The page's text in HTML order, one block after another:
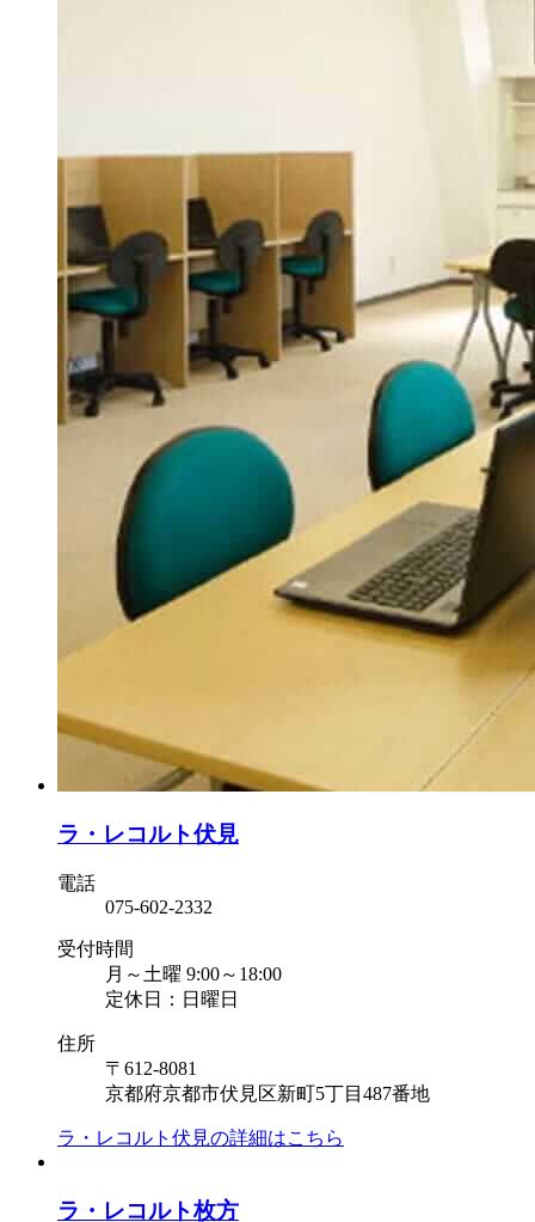
ラ・レコルト伏見
電話
075-602-2332
受付時間
月～土曜 9:00～18:00
定休日：日曜日
住所
〒612-8081
京都府京都市伏見区新町5丁目487番地
ラ・レコルト伏見の詳細はこちら
ラ・レコルト枚方